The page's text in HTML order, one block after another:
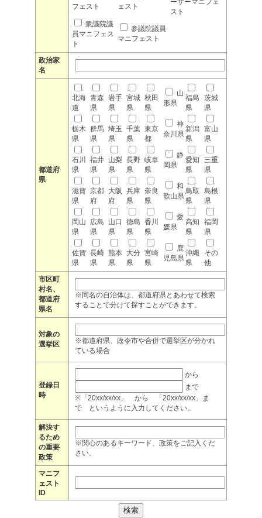
フェスト
ェスト
ーザーマニフェ
スト
衆議院議
員マニフェス
ト
参議院議員
マニフェスト
政治家
名
都道府
県
北海
道
青森
県
岩手
県
宮城
県
秋田
県
山
形県
福島
県
茨城
県
栃木
県
群馬
県
埼玉
県
千葉
県
東京
都
神
奈川県
新潟
県
富山
県
石川
県
福井
県
山梨
県
長野
県
岐阜
県
静
岡県
愛知
県
三重
県
滋賀
県
京都
府
大阪
府
兵庫
県
奈良
県
和
歌山県
鳥取
県
島根
県
岡山
県
広島
県
山口
県
徳島
県
香川
県
愛
媛県
高知
県
福岡
県
佐賀
県
長崎
県
熊本
県
大分
県
宮崎
県
鹿
児島県
沖縄
県
その
他
市区町
村名、
都道府
県名
※同名の自治体は、都道府県とあわせて検索
することで分けて探すことができます。
対象の
選挙区
※都道府県、政令市や合併で選挙区が分かれ
ている場合
登録日
時
から
まで
※「20xx/xx/xx」 から 「20xx/xx/xx」ま
で というように入力してください。
解決す
るため
の重要
政策
※関心のあるキーワード、政策をご記入くだ
さい。
マニフ
ェスト
ID